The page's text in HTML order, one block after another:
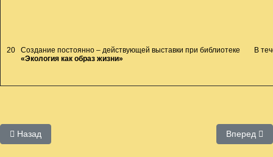
20
Создание постоянно – действующей выставки при библиотеке
«Экология как образ жизни»
В
Предыдущий: Календари
Назад Вперед